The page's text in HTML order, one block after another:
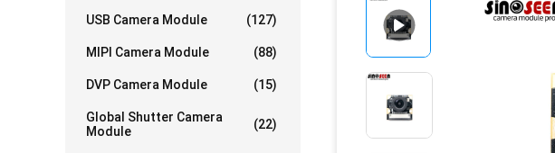
USB Camera Module (127)
MIPI Camera Module (88)
DVP Camera Module (15)
Global Shutter Camera
Module
(22)